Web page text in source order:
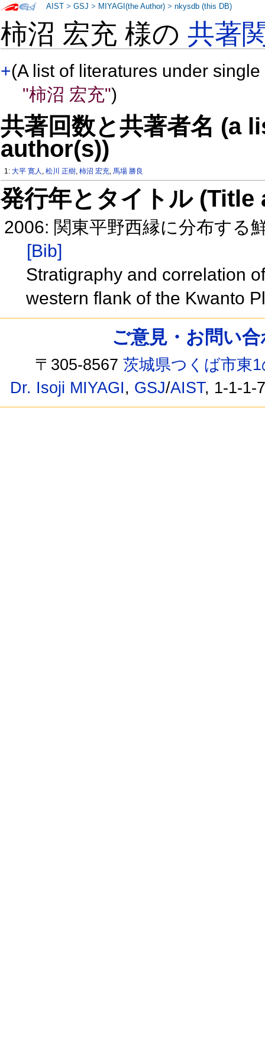
柿沼 宏充 様の共著
+(A list of literatures under
"柿沼 宏充")
共著回数と共著者名 (a
author(s))
1:大平 寛人 ,松川 正樹,柿沼 宏充,馬場 勝良
発行年とタイトル
2006: 関東平野西縁に分布する
[Bib]
Stratigraphy and correlation
western flank of the Kwanto
AIST >GSJ > MIYAGI(the Author) >nkysdb (this DB)
ご意見・お問い
〒305-8567茨城県つくば市東
Dr. Isoji MIYAGI, GSJ/AIST, 1-1-1-